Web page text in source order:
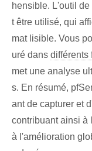
hensible. L'outil
t être utilisé, qui
mat lisible. Vous
uré dans différents
met une analyse
s. En résumé,
ant de capturer et
contribuant ainsi à
à l'amélioration